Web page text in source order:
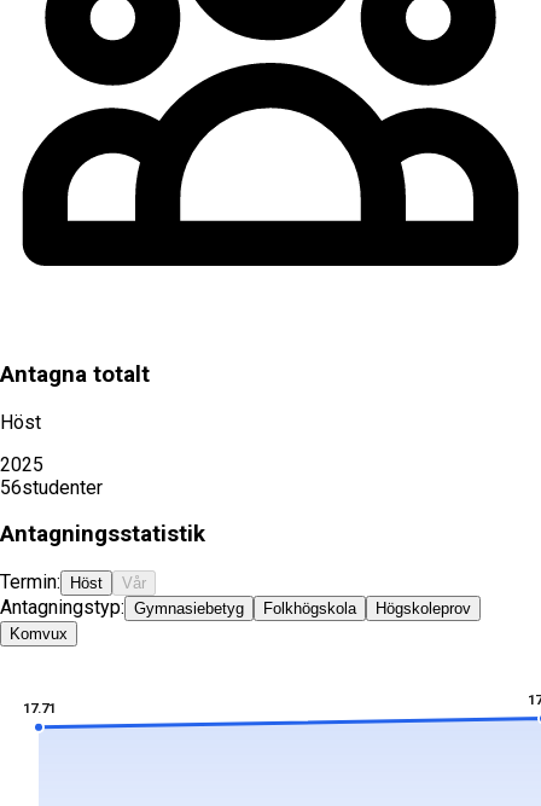
Antagna totalt
Höst
2025
56studenter
Antagningsstatistik
Termin: Höst Vår
Antagningstyp: Gymnasiebetyg Folkhögskola
Högskoleprov
Komvux
17.71